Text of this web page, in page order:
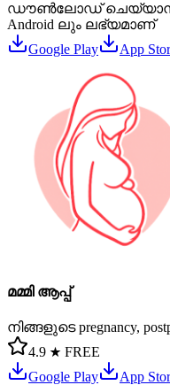
ഡൗൺലോഡ്
Android ലും ലഭ്യമാണ്
Google Play
App
മമ്മി ആപ്പ്
നിങ്ങളുടെ pregnancy,
4.9 ★ FREE
Google Play
App